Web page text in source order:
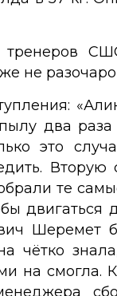
не
два
это
те
Шеремет
чётко
на